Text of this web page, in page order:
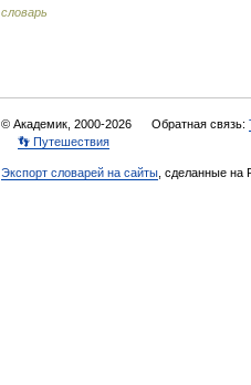
словарь
© Академик, 2000-2026 Обратная связь:
👣 Путешествия
Экспорт словарей на сайты , сделанные на